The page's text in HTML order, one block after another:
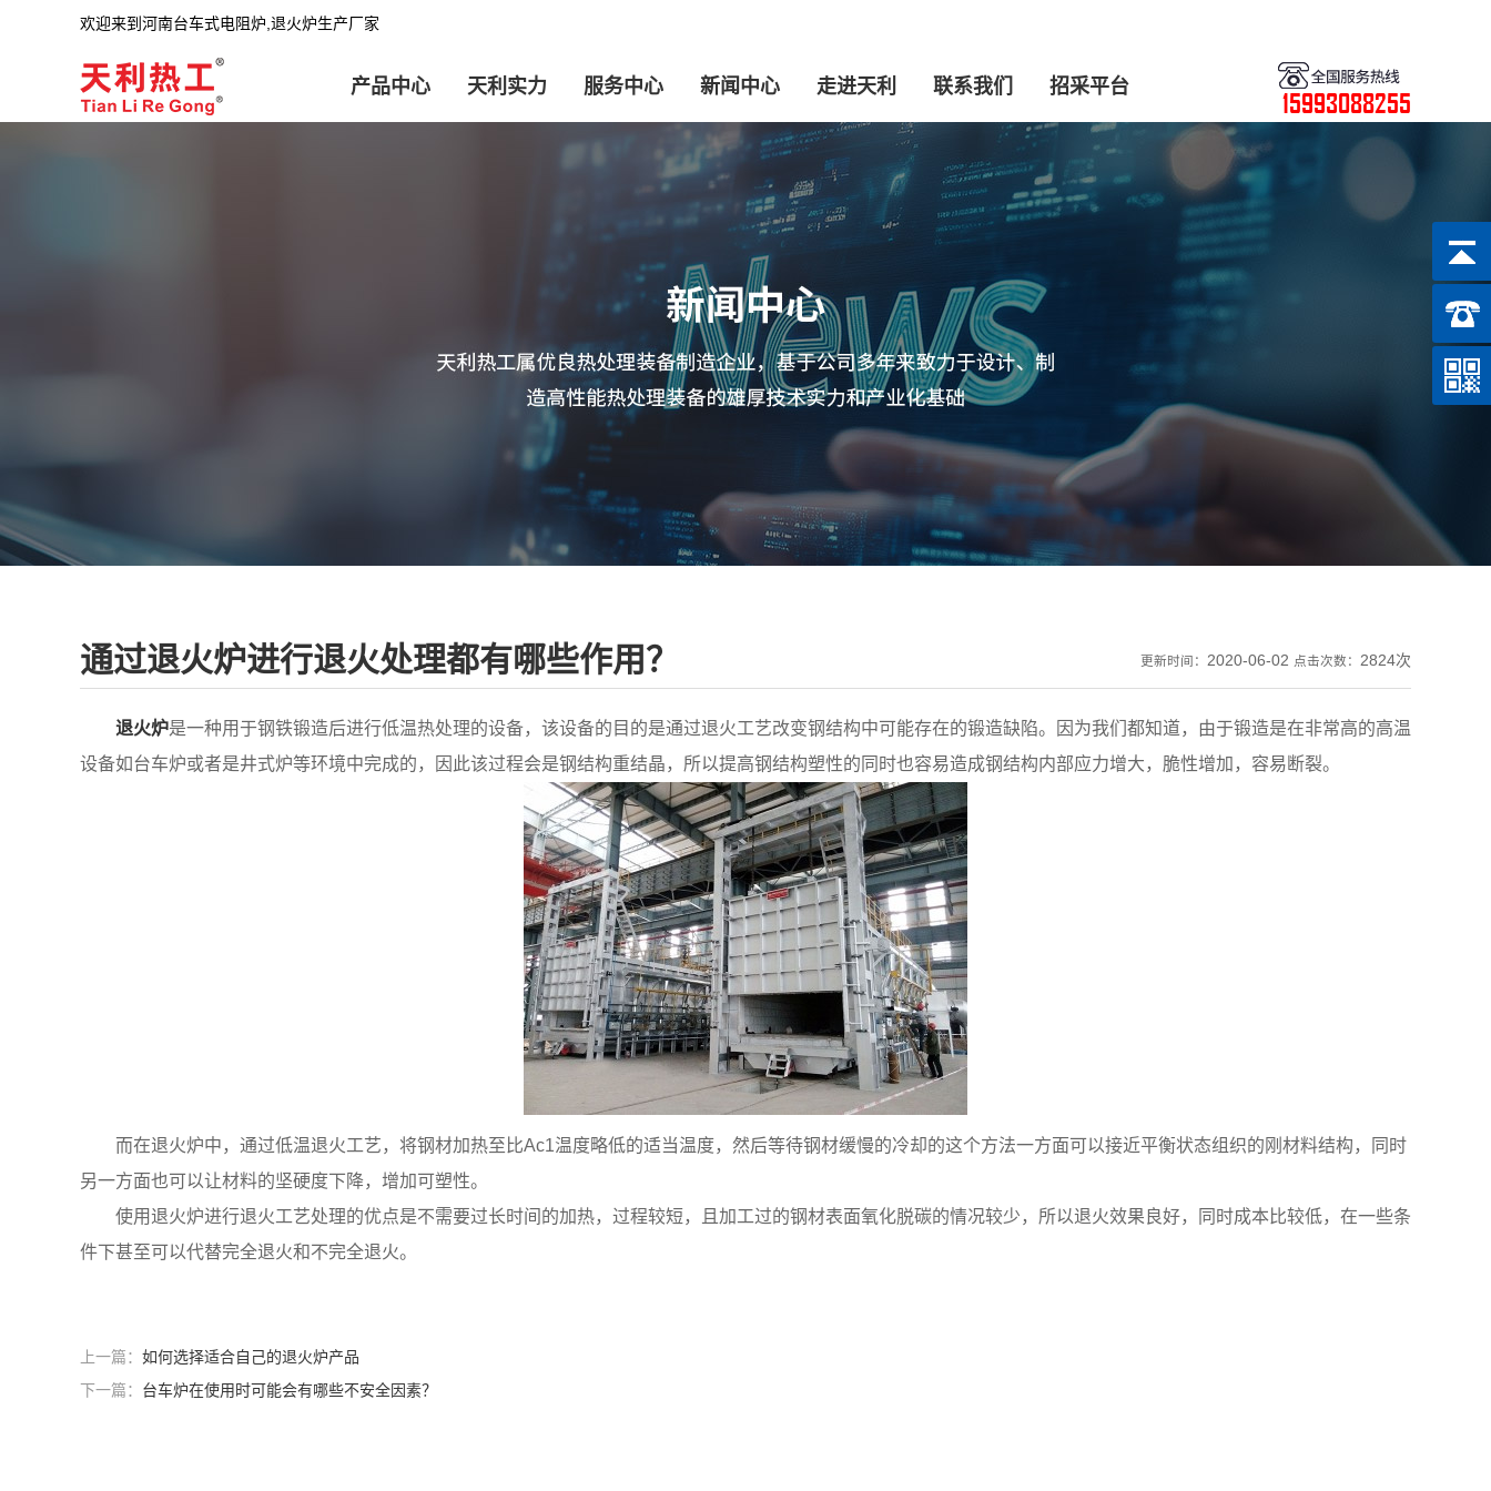
欢迎来到河南台车式电阻炉,退火炉生产厂家
产品中心 天利实力 服务中心 新闻中心 走进天利 联系我们 招采平台 15993088255
通过退火炉进行退火处理都有哪些作用？ 更新时间： 2020-06-02 点击次数： 2824次
退火炉是一种用于钢铁锻造后进行低温热处理的设备，该设备的目的是通过退火工艺改变钢结构中可能存在的锻造缺陷。
因为我们都知道，由于锻造是在非常高的高温
设备如台车炉或者是井式炉等环境中完成的，因此该过程会是钢结构重结晶，所以提高钢结构塑性的同时也容易造成钢结构内部应力增大，脆性增加，容易断裂。
而在退火炉中，通过低温退火工艺，将钢材加热至比Ac1温度略低的适当温度，然后等待钢材缓慢的冷却的这个方法一方面可以接近平衡状态组织的刚材料结构，同时
另一方面也可以让材料的坚硬度下降，增加可塑性。
使用退火炉进行退火工艺处理的优点是不需要过长时间的加热，过程较短，且加工过的钢材表面氧化脱碳的情况较少，所以退火效果良好，同时成本比较低，在一些条
件下甚至可以代替完全退火和不完全退火。
上一篇： 如何选择适合自己的退火炉产品
下一篇： 台车炉在使用时可能会有哪些不安全因素？